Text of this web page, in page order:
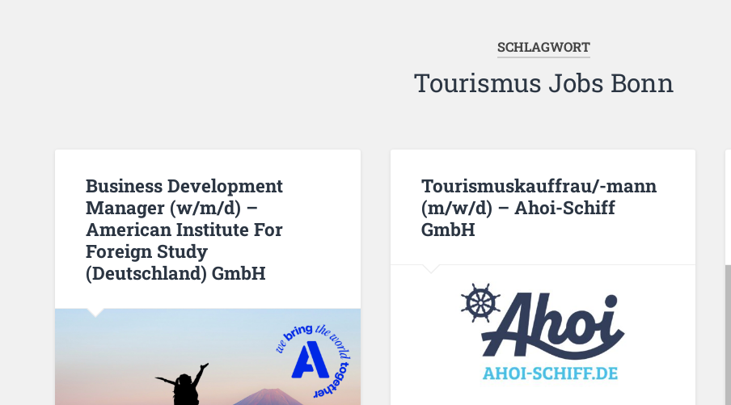
SCHLAGWORT
Tourismus Jobs Bonn
Business Development
Manager (w/m/d) –
American Institute For
Foreign Study
(Deutschland) GmbH
Tourismuskauffrau/-mann
(m/w/d) – Ahoi-Schiff
GmbH